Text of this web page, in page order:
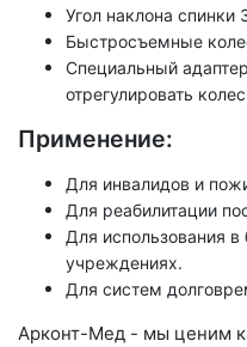
Угол наклона спинки
Быстросъемные
Специальный
отрегулировать
Применение:
Для инвалидов и
Для реабилитации
Для использования
учреждениях.
Для систем
Арконт-Мед - мы ценим